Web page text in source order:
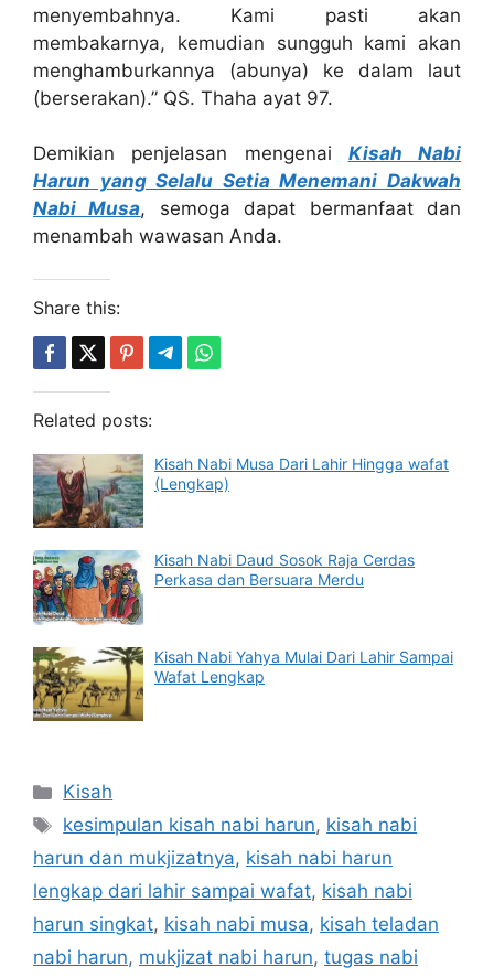
menyembahnya. Kami pasti akan
membakarnya, kemudian sungguh kami akan
menghamburkannya (abunya) ke dalam laut
(berserakan).” QS. Thaha ayat 97.
Demikian penjelasan mengenai Kisah Nabi
Harun yang Selalu Setia Menemani Dakwah
Nabi Musa, semoga dapat bermanfaat dan
menambah wawasan Anda.
Share this:
Related posts:
Kisah Nabi Musa Dari Lahir Hingga wafat
(Lengkap)
Kisah Nabi Daud Sosok Raja Cerdas
Perkasa dan Bersuara Merdu
Kisah Nabi Yahya Mulai Dari Lahir Sampai
Wafat Lengkap
Categories
Kisah
Tags
kesimpulan kisah nabi harun, kisah nabi
harun dan mukjizatnya, kisah nabi harun
lengkap dari lahir sampai wafat, kisah nabi
harun singkat, kisah nabi musa, kisah teladan
nabi harun, mukjizat nabi harun, tugas nabi